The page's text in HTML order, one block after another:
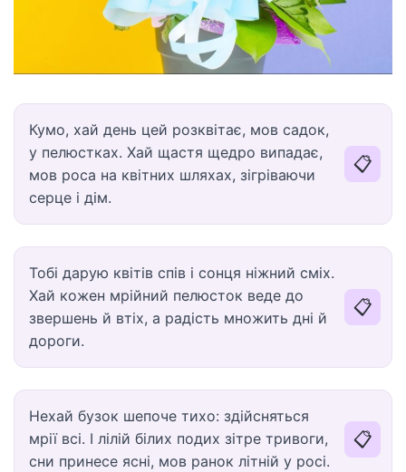
Кумо, хай день цей розквітає, мов садок,
у пелюстках. Хай щастя щедро випадає,
мов роса на квітних шляхах, зігріваючи
серце і дім.
📋
Тобі дарую квітів спів і сонця ніжний сміх.
Хай кожен мрійний пелюсток веде до
звершень й втіх, а радість множить дні й
дороги.
📋
Нехай бузок шепоче тихо: здійсняться
мрії всі. І лілій білих подих зітре тривоги,
сни принесе ясні, мов ранок літній у росі.
📋